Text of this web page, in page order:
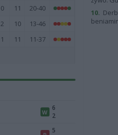
0 11 20-40
2 10 13-46
1 11 11-37
W
6
2
5
10.